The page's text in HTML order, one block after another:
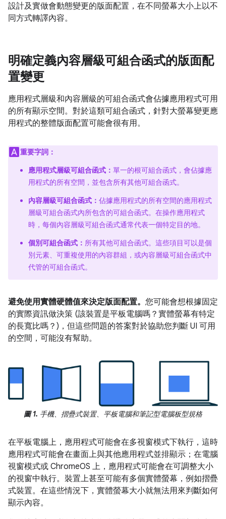
設計及實做會動態變更的版面配置，在不同螢幕大小上以不
同方式轉譯內容。
明確定義內容層級可組合函式的版面配
置變更
應用程式層級和內容層級的可組合函式會佔據應用程式可用
的所有顯示空間。對於這類可組合函式，針對大螢幕變更應
用程式的整體版面配置可能會很有用。
重要字詞：
應用程式層級可組合函式： 單一的根可組合函式，會佔據應
用程式的所有空間，並包含所有其他可組合函式。
內容層級可組合函式： 佔據應用程式的所有空間的應用程式
層級可組合函式內所包含的可組合函式。在操作應用程式
時，每個內容層級可組合函式通常代表一個特定目的地。
個別可組合函式： 所有其他可組合函式。這些項目可以是個
別元素、可重複使用的內容群組，或內容層級可組合函式中
代管的可組合函式。
避免使用實體硬體值來決定版面配置。 您可能會想根據固定
的實際資訊做決策 (該裝置是平板電腦嗎？實體螢幕有特定
的長寬比嗎？)，但這些問題的答案對於協助您判斷 UI 可用
的空間，可能沒有幫助。
圖 1. 手機、摺疊式裝置、平板電腦和筆記型電腦板型規格
在平板電腦上，應用程式可能會在多視窗模式下執行，這時
應用程式可能會在畫面上與其他應用程式並排顯示；在電腦
視窗模式或 ChromeOS 上，應用程式可能會在可調整大小
的視窗中執行。裝置上甚至可能有多個實體螢幕，例如摺疊
式裝置。在這些情況下，實體螢幕大小就無法用來判斷如何
顯示內容。